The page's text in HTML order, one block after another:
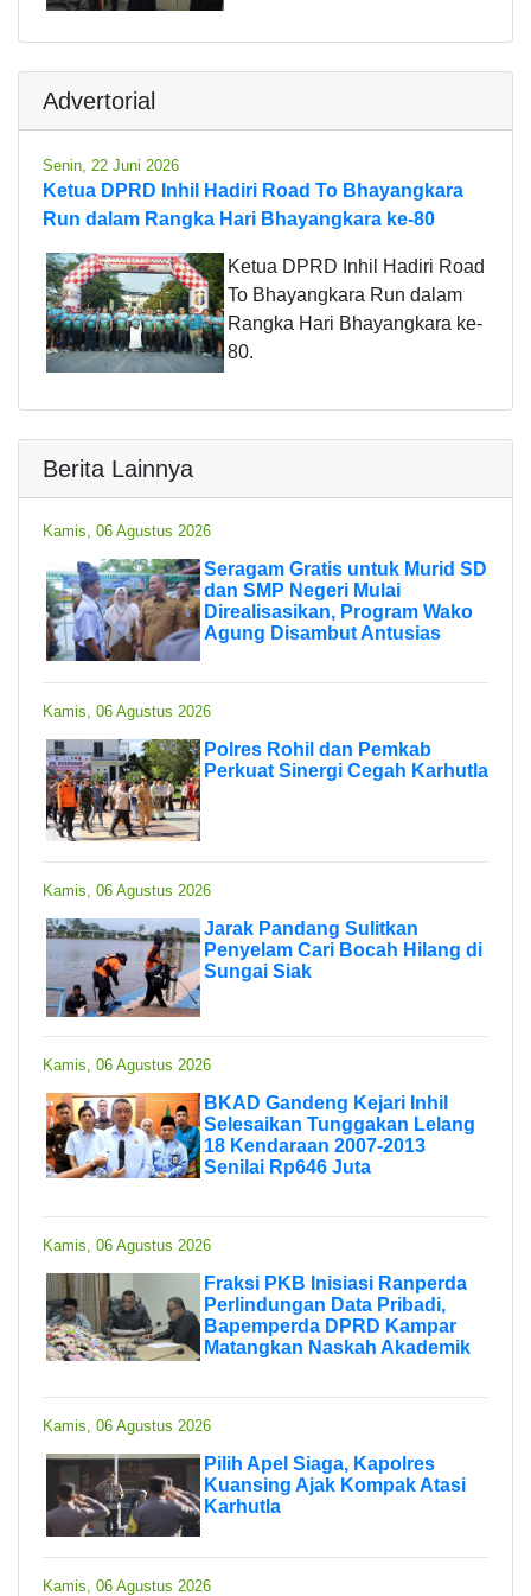
Advertorial
Senin, 22 Juni 2026
Ketua DPRD Inhil Hadiri Road To Bhayangkara
Run dalam Rangka Hari Bhayangkara ke-80
Ketua DPRD Inhil Hadiri Road
To Bhayangkara Run dalam
Rangka Hari Bhayangkara ke-
80.
Berita Lainnya
Kamis, 06 Agustus 2026
Seragam Gratis untuk Murid SD
dan SMP Negeri Mulai
Direalisasikan, Program Wako
Agung Disambut Antusias
Kamis, 06 Agustus 2026
Polres Rohil dan Pemkab
Perkuat Sinergi Cegah Karhutla
Kamis, 06 Agustus 2026
Jarak Pandang Sulitkan
Penyelam Cari Bocah Hilang di
Sungai Siak
Kamis, 06 Agustus 2026
BKAD Gandeng Kejari Inhil
Selesaikan Tunggakan Lelang
18 Kendaraan 2007-2013
Senilai Rp646 Juta
Kamis, 06 Agustus 2026
Fraksi PKB Inisiasi Ranperda
Perlindungan Data Pribadi,
Bapemperda DPRD Kampar
Matangkan Naskah Akademik
Kamis, 06 Agustus 2026
Pilih Apel Siaga, Kapolres
Kuansing Ajak Kompak Atasi
Karhutla
Kamis, 06 Agustus 2026